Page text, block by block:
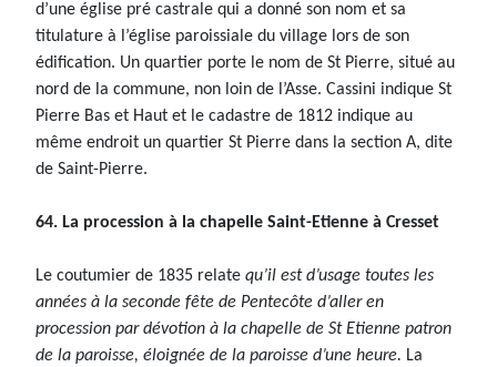
d’une église pré castrale qui a donné son nom et sa
titulature à l’église paroissiale du village lors de son
édification. Un quartier porte le nom de St Pierre, situé au
nord de la commune, non loin de l’Asse. Cassini indique St
Pierre Bas et Haut et le cadastre de 1812 indique au
même endroit un quartier St Pierre dans la section A, dite
de Saint-Pierre.
64. La procession à la chapelle Saint-Etienne à Cresset
Le coutumier de 1835 relate qu’il est d’usage toutes les
années à la seconde fête de Pentecôte d’aller en
procession par dévotion à la chapelle de St Etienne patron
de la paroisse, éloignée de la paroisse d’une heure. La